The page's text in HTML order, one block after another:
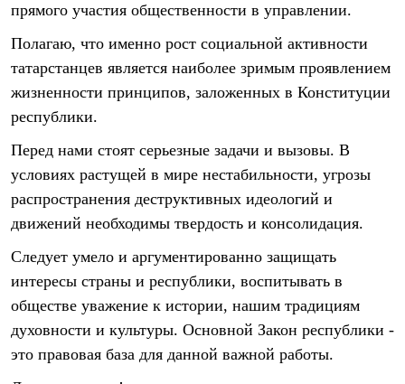
прямого участия общественности в управлении.
Полагаю, что именно рост социальной активности
татарстанцев является наиболее зримым проявлением
жизненности принципов, заложенных в Конституции
республики.
Перед нами стоят серьезные задачи и вызовы. В
условиях растущей в мире нестабильности, угрозы
распространения деструктивных идеологий и
движений необходимы твердость и консолидация.
Следует умело и аргументированно защищать
интересы страны и республики, воспитывать в
обществе уважение к истории, нашим традициям
духовности и культуры. Основной Закон республики -
это правовая база для данной важной работы.